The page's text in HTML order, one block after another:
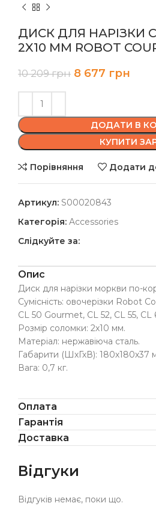
ДИСК ДЛЯ
2X10 ММ ROBOT
10 209грн 8 677 грн
ДОДАТИ В
КУПИТИ
Порівняння Додати
Артикул: S00020843
Категорія: Accessories
Слідкуйте за:
Опис
Диск для нарізки моркви по-
Сумісність: овочерізки Robot
CL 50 Gourmet, CL 52, CL 55, CL
Розмір соломки: 2х10 мм.
Матеріал: нержавіюча сталь.
Габарити (ШхГхВ): 180х180х37
Вага: 0,7 кг.
Оплата
Гарантія
Доставка
Відгуки
Відгуків немає, поки що.